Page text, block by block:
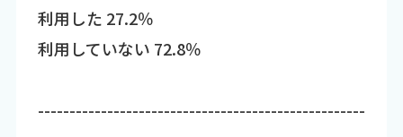
利用した 27.2％
利用していない 72.8％
----------------------------------------------------